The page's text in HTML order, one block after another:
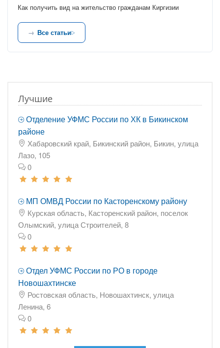
Как получить вид на жительство гражданам Киргизии
Все статьи
Лучшие
Отделение УФМС России по ХК в Бикинском
районе
Хабаровский край, Бикинский район, Бикин, улица
Лазо, 105
0
МП ОМВД России по Касторенскому району
Курская область, Касторенский район, поселок
Олымский, улица Строителей, 8
0
Отдел УФМС России по РО в городе
Новошахтинске
Ростовская область, Новошахтинск, улица
Ленина, 6
0